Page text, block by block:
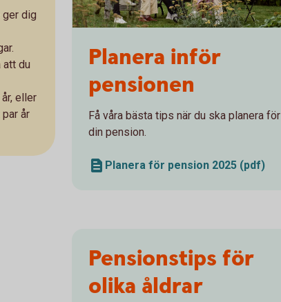
dig
att du
eller
år
Planera inför
pensionen
Få våra bästa tips när du ska planera för
din pension.
Planera för pension 2025 (pdf)
Pensionstips för
olika åldrar